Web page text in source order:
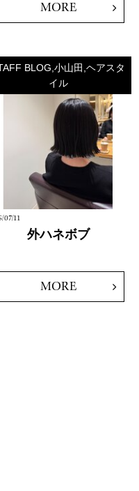
MORE
BLOG,小山田,ヘアスタ
イル
07/11
外ハネボブ
MORE